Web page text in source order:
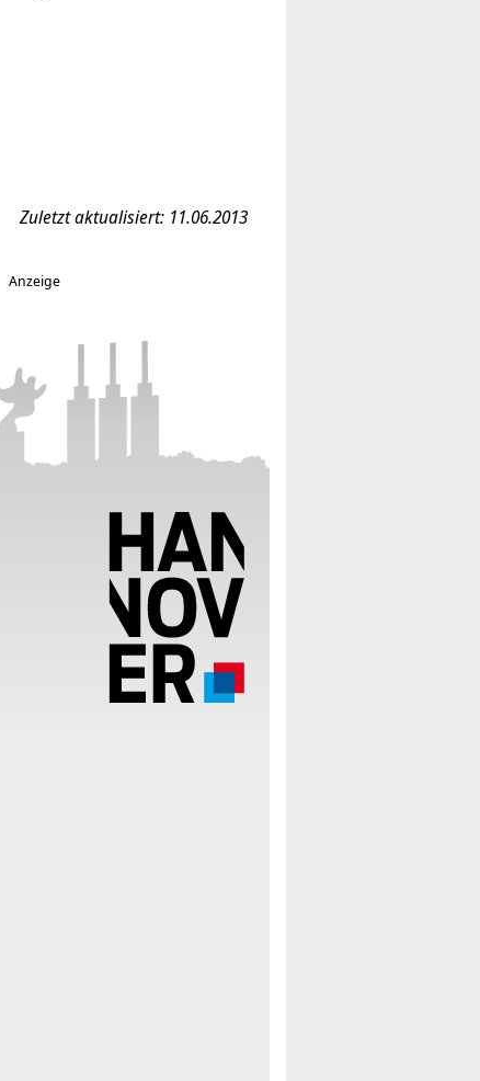
Zuletzt aktualisiert: 11.06.2013
Anzeige